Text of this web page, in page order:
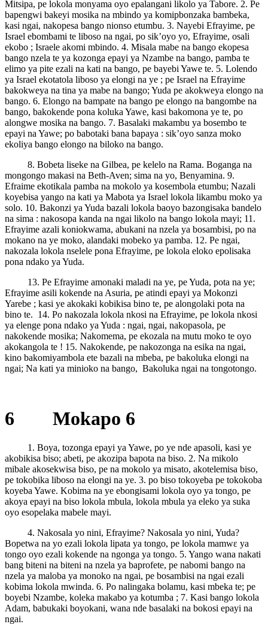
Mitsipa, pe lokola monyama oyo epalangani likolo ya Tabore. 2. Pe
bapengwi bakeyi mosika na mbindo ya komipbonzaka bambeka,
kasi ngai, nakopesa bango nionso etumbu. 3. Nayebi Efrayime, pe
Israel ebombami te liboso na ngai, po sik’oyo yo, Efrayime, osali
ekobo ; Israele akomi mbindo. 4. Misala mabe na bango ekopesa
bango nzela te ya kozonga epayi ya Nzambe na bango, pamba te
elimo ya pite ezali na kati na bango, pe bayebi Yawe te. 5. Lolendo
ya Israel ekotatola liboso ya elongi na ye ; pe Israel na Efrayime
bakokweya na tina ya mabe na bango; Yuda pe akokweya elongo na
bango. 6. Elongo na bampate na bango pe elongo na bangombe na
bango, bakokende pona koluka Yawe, kasi bakomona ye te, po
alongwe mosika na bango. 7. Basalaki makambu ya bosembo te
epayi na Yawe; po babotaki bana bapaya : sik’oyo sanza moko
ekoliya bango elongo na biloko na bango.
8. Bobeta liseke na Gilbea, pe kelelo na Rama. Boganga na
mongongo makasi na Beth-Aven; sima na yo, Benyamina. 9.
Efraime ekotikala pamba na mokolo ya kosembola etumbu; Nazali
koyebisa yango na kati ya Mabota ya Israel lokola likambu moko ya
solo. 10. Bakonzi ya Yuda bazali lokola baoyo bazongisaka bandelo
na sima : nakosopa kanda na ngai likolo na bango lokola mayi; 11.
Efrayime azali koniokwama, abukani na nzela ya bosambisi, po na
mokano na ye moko, alandaki mobeko ya pamba. 12. Pe ngai,
nakozala lokola nselele pona Efrayime, pe lokola eloko epolisaka
pona ndako ya Yuda.
13. Pe Efrayime amonaki maladi na ye, pe Yuda, pota na ye;
Efrayime asili kokende na Asuria, pe atindi epayi ya Mokonzi
Yarebe ; kasi ye akokaki kobikisa bino te, pe alongolaki pota na
bino te. 14. Po nakozala lokola nkosi na Efrayime, pe lokola nkosi
ya elenge pona ndako ya Yuda : ngai, ngai, nakopasola, pe
nakokende mosika; Nakomema, pe ekozala na mutu moko te oyo
akokangola te ! 15. Nakokende, pe nakozonga na esika na ngai,
kino bakomiyambola ete bazali na mbeba, pe bakoluka elongi na
ngai; Na kati ya minioko na bango, Bakoluka ngai na tongotongo.
6 Mokapo 6
1. Boya, tozonga epayi ya Yawe, po ye nde apasoli, kasi ye
akobikisa biso; abeti, pe akozipa bapota na biso. 2. Na mikolo
mibale akosekwisa biso, pe na mokolo ya misato, akotelemisa biso,
pe tokobika liboso na elongi na ye. 3. po biso tokoyeba pe tokokoba
koyeba Yawe. Kobima na ye ebongisami lokola oyo ya tongo, pe
akoya epayi na biso lokola mbula, lokola mbula ya eleko ya suka
oyo esopelaka mabele mayi.
4. Nakosala yo nini, Efrayime? Nakosala yo nini, Yuda?
Bopetwa na yo ezali lokola lipata ya tongo, pe lokola mamwɛ ya
tongo oyo ezali kokende na ngonga ya tongo. 5. Yango wana nakati
bang biteni na biteni na nzela ya baprofete, pe nabomi bango na
nzela ya maloba ya monoko na ngai, pe bosambisi na ngai ezali
kobima lokola mwinda. 6. Po nalingaka bolamu, kasi mbeka te; pe
boyebi Nzambe, koleka makabo ya kotumba ; 7. Kasi bango lokola
Adam, babukaki boyokani, wana nde basalaki na bokosi epayi na
ngai.